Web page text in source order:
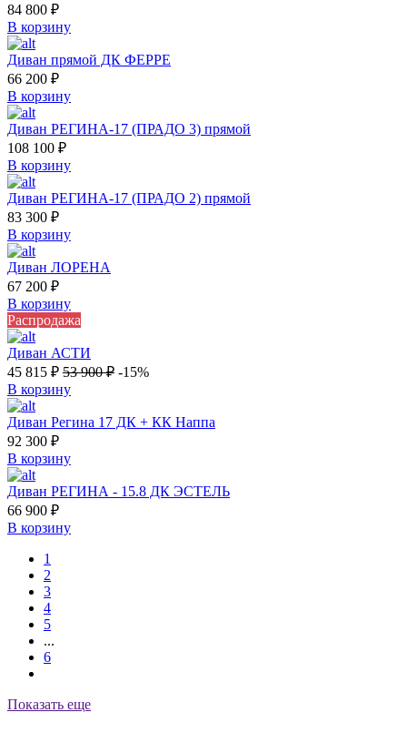
84 800 ₽
В корзину
Диван прямой ДК ФЕРРЕ
66 200 ₽
В корзину
Диван РЕГИНА-17 (ПРАДО 3) прямой
108 100 ₽
В корзину
Диван РЕГИНА-17 (ПРАДО 2) прямой
83 300 ₽
В корзину
Диван ЛОРЕНА
67 200 ₽
В корзину
Распродажа
Диван АСТИ
45 815 ₽ 53 900₽ -15%
В корзину
Диван Регина 17 ДК + КК Наппа
92 300 ₽
В корзину
Диван РЕГИНА - 15.8 ДК ЭСТЕЛЬ
66 900 ₽
В корзину
1
2
3
4
5
...
6
Показать еще